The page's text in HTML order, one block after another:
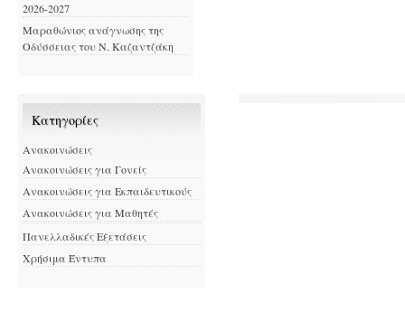
2026-2027
Μαραθώνιος ανάγνωσης της
Οδύσσειας του Ν. Καζαντζάκη
Kατηγορίες
Ανακοινώσεις
Ανακοινώσεις για Γονείς
Ανακοινώσεις για Εκπαιδευτικούς
Ανακοινώσεις για Μαθητές
Πανελλαδικές Εξετάσεις
Χρήσιμα Έντυπα